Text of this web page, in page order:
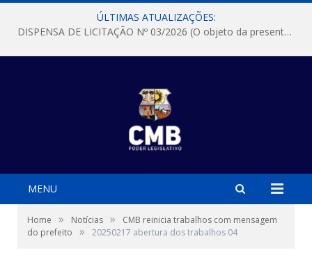
ÚLTIMAS ATUALIZAÇÕES:
DISPENSA DE LICITAÇÃO Nº 03/2026 (O objeto da presente dispensa é a escolha da proposta mais vantajosa para a aquisição, de aparelhos de ar condicionado, tipo Split, com material de instalação e fogão industrial, conforme condições, quantidades e exigências estabelecidas no termo de referencia e neste aviso de contratação direta e seus anexos)
MENU
Home » Notícias »
CMB reinicia trabalhos com mensagem
do prefeito
» 20250217 abertura dos trabalhos 04